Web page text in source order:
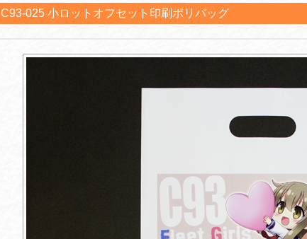
C93-025 小ロットオフセット印刷ポリバッグ